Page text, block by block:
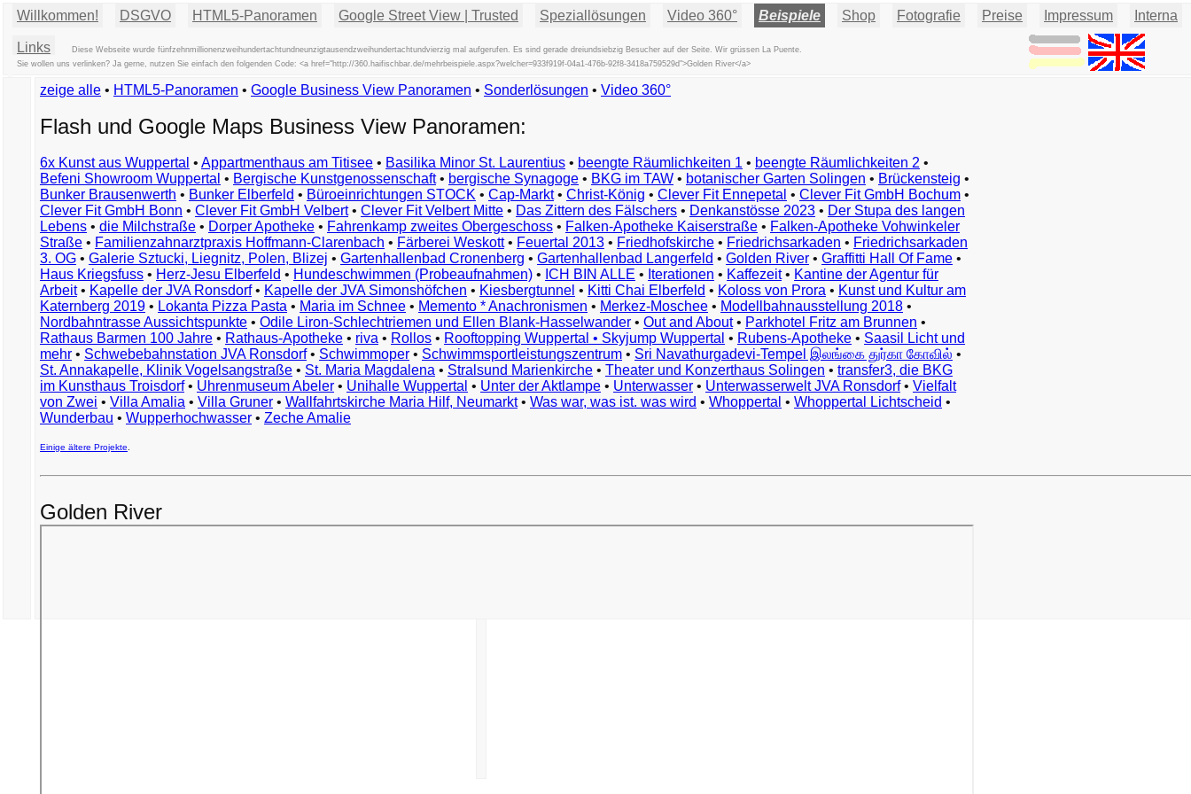
Willkommen! DSGVO HTML5-Panoramen Google Street View | Trusted Speziallösungen Video 360° Beispiele Shop Fotografie Preise Impressum Interna
Links
Diese Webseite wurde fünfzehnmillionenzweihundertachtundneunzigtausendzweihundertachtundvierzig mal aufgerufen. Es sind gerade dreiundsiebzig Besucher auf der Seite. Wir grüssen La Puente.
Sie wollen uns verlinken? Ja gerne, nutzen Sie einfach den folgenden Code: <a href="http://360.haifischbar.de/mehrbeispiele.aspx?welcher=933f919f-04a1-476b-92f8-3418a759529d">Golden River</a>
Beispiele
Exemples
Vorbeelden
Przykłady
Ejemplos
Örnekler
Παραδείγματα
Примеры
示
例
例
예
zeige alle • HTML5-Panoramen • Google Business View Panoramen • Sonderlösungen • Video 360°
Flash und Google Maps Business View Panoramen:
6x Kunst aus Wuppertal • Appartmenthaus am Titisee • Basilika Minor St. Laurentius • beengte Räumlichkeiten 1 • beengte Räumlichkeiten 2 •
Befeni Showroom Wuppertal • Bergische Kunstgenossenschaft• bergische Synagoge • BKG im TAW • botanischer Garten Solingen • Brückensteig •
Bunker Brausenwerth • Bunker Elberfeld • Büroeinrichtungen STOCK • Cap-Markt• Christ-König • Clever Fit Ennepetal • Clever Fit GmbH Bochum •
Clever Fit GmbH Bonn • Clever Fit GmbH Velbert• Clever Fit Velbert Mitte • Das Zittern des Fälschers • Denkanstösse 2023 • Der Stupa des langen
Lebens • die Milchstraße • Dorper Apotheke • Fahrenkamp zweites Obergeschoss • Falken-Apotheke Kaiserstraße • Falken-Apotheke Vohwinkeler
Straße • Familienzahnarztpraxis Hoffmann-Clarenbach • Färberei Weskott• Feuertal 2013 • Friedhofskirche • Friedrichsarkaden • Friedrichsarkaden
3. OG • Galerie Sztucki, Liegnitz, Polen, Blizej • Gartenhallenbad Cronenberg • Gartenhallenbad Langerfeld • Golden River • Graffitti Hall Of Fame •
Haus Kriegsfuss • Herz-Jesu Elberfeld • Hundeschwimmen (Probeaufnahmen) • ICH BIN ALLE • Iterationen • Kaffezeit• Kantine der Agentur für
Arbeit• Kapelle der JVA Ronsdorf• Kapelle der JVA Simonshöfchen • Kiesbergtunnel • Kitti Chai Elberfeld • Koloss von Prora • Kunst und Kultur am
Katernberg 2019 • Lokanta Pizza Pasta • Maria im Schnee • Memento * Anachronismen • Merkez-Moschee • Modellbahnausstellung 2018 •
Nordbahntrasse Aussichtspunkte • Odile Liron-Schlechtriemen und Ellen Blank-Hasselwander • Out and About• Parkhotel Fritz am Brunnen •
Rathaus Barmen 100 Jahre • Rathaus-Apotheke • riva • Rollos • Rooftopping Wuppertal • Skyjump Wuppertal • Rubens-Apotheke • Saasil Licht und
mehr • Schwebebahnstation JVA Ronsdorf• Schwimmoper • Schwimmsportleistungszentrum • Sri Navathurgadevi-Tempel இலங்கை துர்கா கோவில் •
St. Annakapelle, Klinik Vogelsangstraße • St. Maria Magdalena • Stralsund Marienkirche • Theater und Konzerthaus Solingen • transfer3, die BKG
im Kunsthaus Troisdorf• Uhrenmuseum Abeler • Unihalle Wuppertal • Unter der Aktlampe • Unterwasser • Unterwasserwelt JVA Ronsdorf• Vielfalt
von Zwei • Villa Amalia • Villa Gruner • Wallfahrtskirche Maria Hilf, Neumarkt• Was war, was ist. was wird • Whoppertal • Whoppertal Lichtscheid •
Wunderbau • Wupperhochwasser • Zeche Amalie
Einige ältere Projekte
Golden River